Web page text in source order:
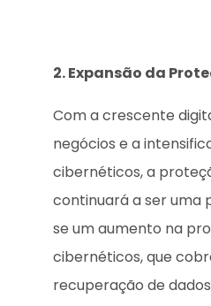
2. Expansão da
Com a crescente
negócios e a
cibernéticos, a
continuará a ser uma
se um aumento na
cibernéticos, que
recuperação de